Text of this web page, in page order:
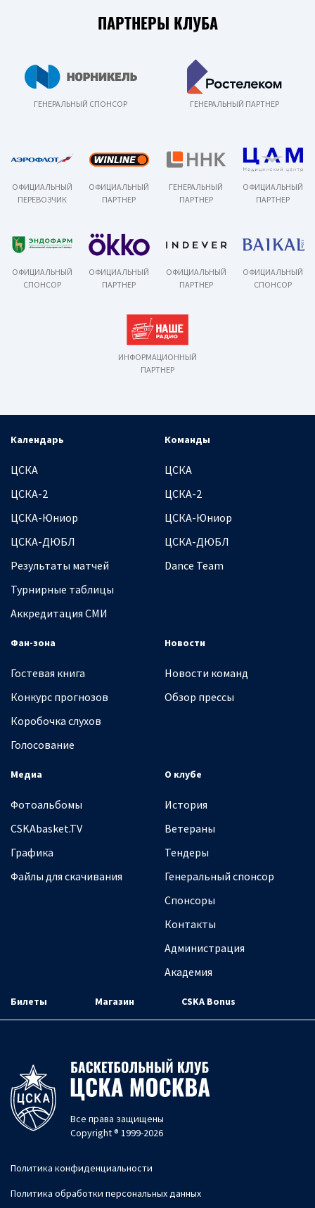
ПАРТНЕРЫ КЛУБА
ГЕНЕРАЛЬНЫЙ СПОНСОР ГЕНЕРАЛЬНЫЙ ПАРТНЕР
ОФИЦИАЛЬНЫЙ
ПЕРЕВОЗЧИК
ОФИЦИАЛЬНЫЙ
ПАРТНЕР
ГЕНЕРАЛЬНЫЙ
ПАРТНЕР
ОФИЦИАЛЬНЫЙ
ПАРТНЕР
ОФИЦИАЛЬНЫЙ
СПОНСОР
ОФИЦИАЛЬНЫЙ
ПАРТНЕР
ОФИЦИАЛЬНЫЙ
ПАРТНЕР
ОФИЦИАЛЬНЫЙ
СПОНСОР
ИНФОРМАЦИОННЫЙ
ПАРТНЕР
Календарь
ЦСКА
ЦСКА-2
ЦСКА-Юниор
ЦСКА-ДЮБЛ
Результаты матчей
Турнирные таблицы
Аккредитация СМИ
Команды
ЦСКА
ЦСКА-2
ЦСКА-Юниор
ЦСКА-ДЮБЛ
Dance Team
Фан-зона
Гостевая книга
Конкурс прогнозов
Коробочка слухов
Голосование
Новости
Новости команд
Обзор прессы
Медиа
Фотоальбомы
CSKAbasket.TV
Графика
Файлы для скачивания
О клубе
История
Ветераны
Тендеры
Генеральный спонсор
Спонсоры
Контакты
Администрация
Академия
Билеты Магазин CSKA Bonus
Все права защищены
Copyright ® 1999-2026
Политика конфиденциальности
Политика обработки персональных данных